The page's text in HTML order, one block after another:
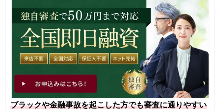
ブラックや金融事故を起こした方でも審査に通りやすい